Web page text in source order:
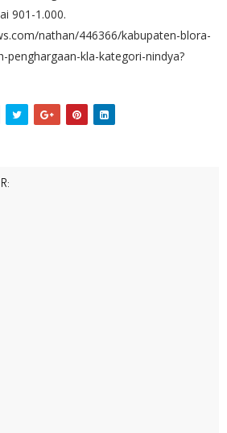
901-1.000.
nathan/446366/kabupaten-blora-
penghargaan-kla-kategori-nindya?